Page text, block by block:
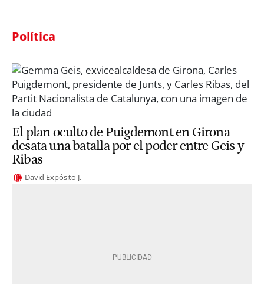
Política
El plan oculto de Puigdemont en Girona
desata una batalla por el poder entre Geis y
Ribas
David Expósito J.